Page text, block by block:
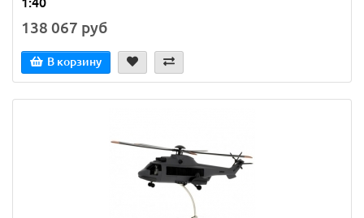
138 067 руб
В корзину